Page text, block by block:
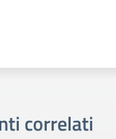
correlati